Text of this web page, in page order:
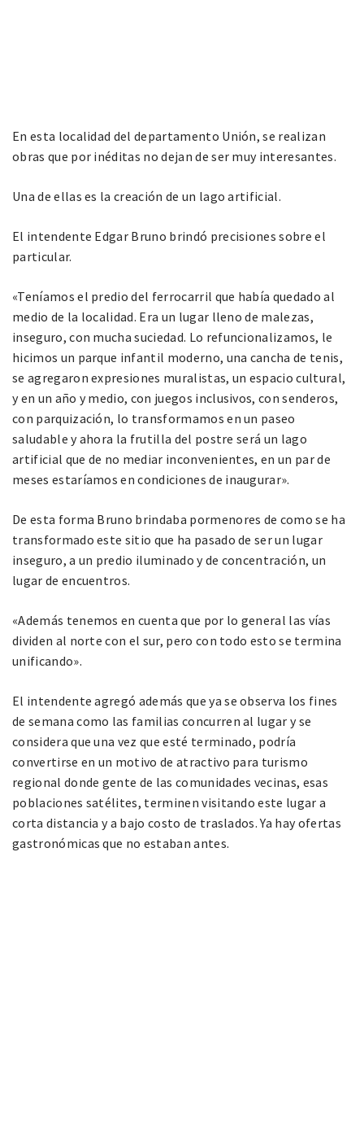
En esta localidad del departamento Unión, se realizan
obras que por inéditas no dejan de ser muy interesantes.
Una de ellas es la creación de un lago artificial.
El intendente Edgar Bruno brindó precisiones sobre el
particular.
«Teníamos el predio del ferrocarril que había quedado al
medio de la localidad. Era un lugar lleno de malezas,
inseguro, con mucha suciedad. Lo refuncionalizamos, le
hicimos un parque infantil moderno, una cancha de tenis,
se agregaron expresiones muralistas, un espacio cultural,
y en un año y medio, con juegos inclusivos, con senderos,
con parquización, lo transformamos en un paseo
saludable y ahora la frutilla del postre será un lago
artificial que de no mediar inconvenientes, en un par de
meses estaríamos en condiciones de inaugurar».
De esta forma Bruno brindaba pormenores de como se ha
transformado este sitio que ha pasado de ser un lugar
inseguro, a un predio iluminado y de concentración, un
lugar de encuentros.
«Además tenemos en cuenta que por lo general las vías
dividen al norte con el sur, pero con todo esto se termina
unificando».
El intendente agregó además que ya se observa los fines
de semana como las familias concurren al lugar y se
considera que una vez que esté terminado, podría
convertirse en un motivo de atractivo para turismo
regional donde gente de las comunidades vecinas, esas
poblaciones satélites, terminen visitando este lugar a
corta distancia y a bajo costo de traslados. Ya hay ofertas
gastronómicas que no estaban antes.